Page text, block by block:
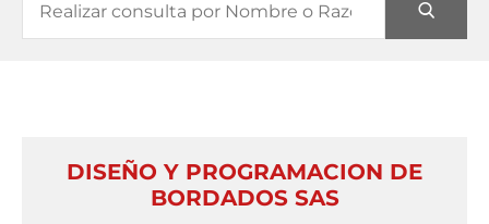
DISEÑO Y PROGRAMACION DE
BORDADOS SAS